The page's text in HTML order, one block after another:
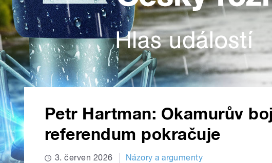
Petr Hartman: Okamurův
referendum pokračuje
3. červen 2026 Názory a argumenty